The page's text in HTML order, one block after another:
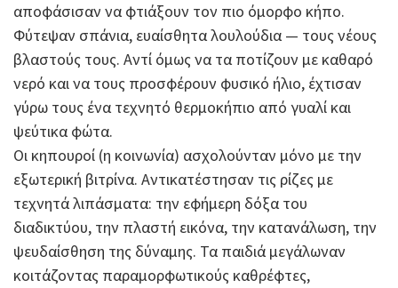
αποφάσισαν να φτιάξουν τον πιο όμορφο κήπο.
Φύτεψαν σπάνια, ευαίσθητα λουλούδια — τους νέους
βλαστούς τους. Αντί όμως να τα ποτίζουν με καθαρό
νερό και να τους προσφέρουν φυσικό ήλιο, έχτισαν
γύρω τους ένα τεχνητό θερμοκήπιο από γυαλί και
ψεύτικα φώτα.
Οι κηπουροί (η κοινωνία) ασχολούνταν μόνο με την
εξωτερική βιτρίνα. Αντικατέστησαν τις ρίζες με
τεχνητά λιπάσματα: την εφήμερη δόξα του
διαδικτύου, την πλαστή εικόνα, την κατανάλωση, την
ψευδαίσθηση της δύναμης. Τα παιδιά μεγάλωναν
κοιτάζοντας παραμορφωτικούς καθρέφτες,